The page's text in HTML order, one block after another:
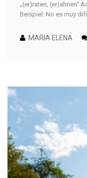
„(er)raten, (er)ahnen“
Beispiel: No es muy
MARIA ELENA